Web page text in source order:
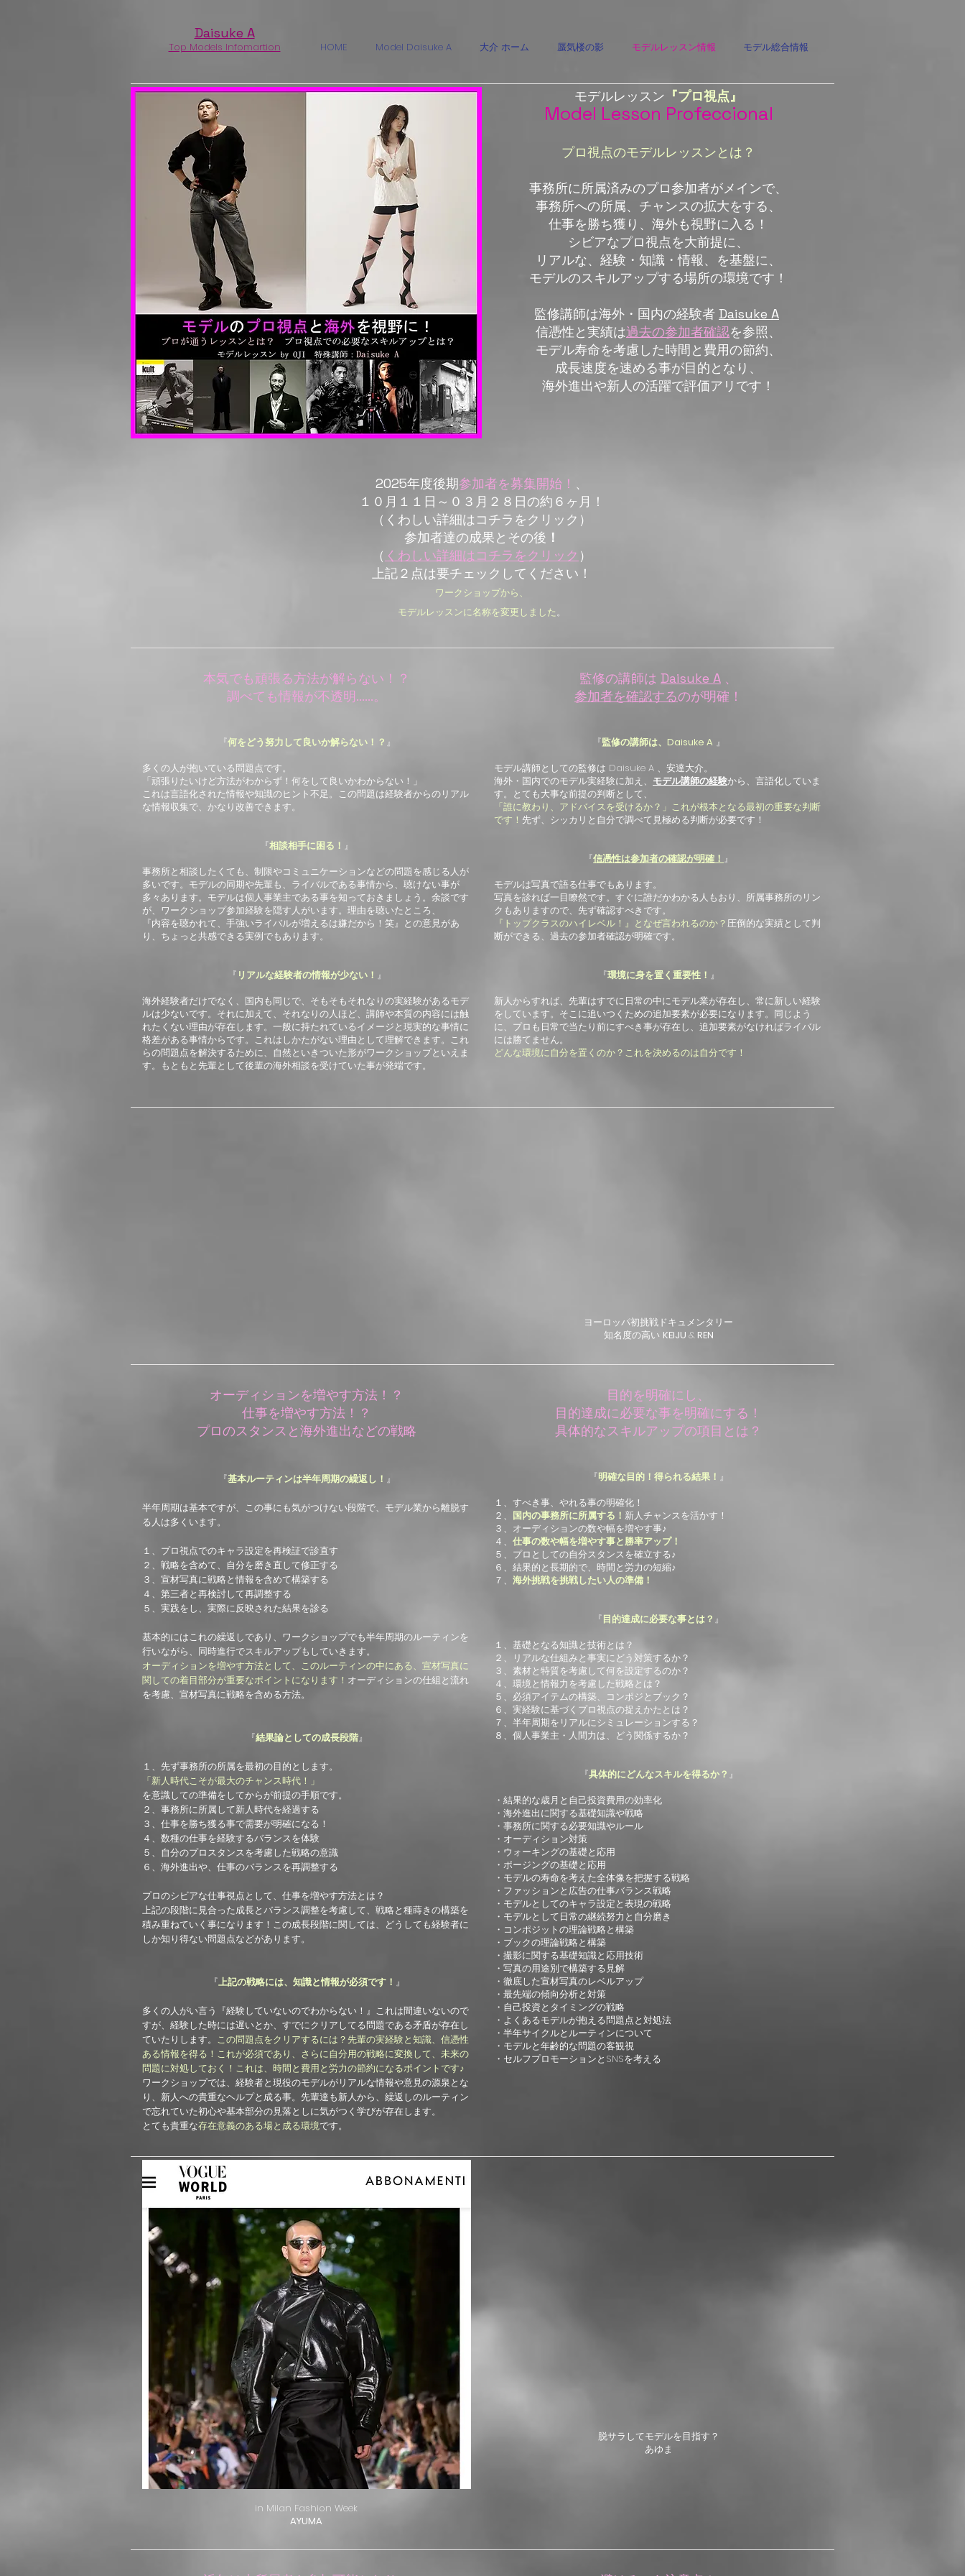
Daisuke A
Top Models Infomartion HOME Model Daisuke A 大介 ホーム 蜃気楼の影 モデルレッスン情報 モデル総合情報
モデルレッスン 『プロ視点』
Model Lesson Profeccional
プロ視点のモデルレッスンとは？
事務所に所属済みのプロ参加者がメインで、
事務所への所属、チャンスの拡大をする、
仕事を勝ち獲り、海外も視野に入る！
シビアなプロ視点を大前提に、
リアルな、経験・知識・情報、を基盤に、
モデルのスキルアップする場所の環境です！
​監修講師は海外・国内の経験者 Daisuke A
信憑性と実績は過去の参加者確認を参照、
モデル寿命を考慮した時間と費用の節約、
成長速度を速める事が目的となり、
海外進出や新人の活躍で評価アリです！
2025年度後期参加者を募集開始！ 、
​１０月１１日～０３月２８日の約６ヶ月！
（くわしい詳細はコチラをクリック）
参加者達の成果とその後 ！
（ くわしい詳細はコチラをクリック ）
​上記２点は要チェックしてください！
ワークショップから、
モデルレッスンに名称を変更し ました。
本気でも頑張る方法が解らない！？
調べても情報が不透明……。
『何をどう努力して良いか解らない！？ 』
多くの人が抱いている問題点です。
「頑張りたいけど方法がわからず！何をして良いかわからない！」
これは言語化された情報や知識のヒント不足。この問題は経験者からのリアル
な情報収集で、かなり改善できます。
『相談相手に困る！ 』
事務所と相談したくても、制限やコミュニケーションなどの問題を感じる人が
多いです。モデルの同期や先輩も、ライバルである事情から、聴けない事が
多々あります。​モデルは個人事業主である事を知っておきましょう。余談です
が、ワークショップ参加経験を隠す人がいます。理由を聴いたところ、
『内容を聴かれて、手強いライバルが増えるは嫌だから！笑』との意見があ
り、ちょっと共感できる実例でもあります。
『 リアルな経験者の情報が少ない！ 』
海外経験者だけでなく、国内も同じで、そもそもそれなりの実経験があるモデ
ルは少ないです。それに加えて、それなりの人ほど、講師や本質の内容には触
れたくない理由が存在します。一般に持たれているイメージと現実的な事情に
格差がある事情からです。これはしかたがない理由として理解できます。これ
らの問題点を解決するために、自然といきついた形がワークショップといえま
す。もともと先輩として後輩の海外相談を受けていた事が発端です。
監修の講師は Daisuke A 、
参加者を確認するのが明確！
『監修の講師は、Daisuke A 』
モデル講師としての監修は Daisuke A 、安達大介。
海外・国内でのモデル実経験に加え、 モデル講師の経験から、言語化していま
す。とても大事な前提の判断として、
「誰に教わり、アドバイスを受けるか？」これが根本となる最初の重要な判断
です！ 先ず、シッカリと自分で調べて見極める判断が必要です！
『信憑性は参加者の確認が明確！ 』
モデルは写真で語る仕事でもあります。
写真を診れば一目瞭然です。すぐに誰だかわかる人もおり、所属事務所のリン
クもありますので、先ず確認すべきです。
『トップクラスのハイレベル！』となぜ言われるのか？圧倒的な実績として判
断ができる、過去の参加者確認が明確です。
『環境に身を置く重要性！ 』
新人からすれば、先輩はすでに日常の中にモデル業が存在し、常に新しい経験
をしています。そこに追いつくための追加要素が必要になります。 同じよう
に、プロも日常で当たり前にすべき事が存在し、追加要素がなければライバル
には勝てません。
どんな環境に自分を置くのか？これを決めるのは自分です！
ヨーロッパ初挑戦ドキュメンタリー
知名度の高い KEIJU &REN
オーディションを増やす方法！？
仕事を増やす方法！？
​プロのスタンスと海外進出などの戦略
『基本ルーティンは半年周期の繰返し！ 』
半年周期は基本ですが、この事にも気がつけない段階で、モデル業から離脱す
る人は多くいます。
１、プロ視点でのキャラ設定を再検証で診直す
２、戦略を含めて、自分を磨き直して修正する
３、宣材写真に戦略と情報を含めて構築する
４、第三者と再検討して再調整する
５、実践をし、実際に反映された結果を診る
基本的にはこれの繰返しであり、 ワークショップでも半年周期のルーティンを
行いながら、同時進行でスキルアップもしていきます。
オーディションを増やす方法として、このルーティンの中にある、宣材写真に
関しての着目部分が重要なポイントになります！ オーディションの仕組と流れ
を考慮、宣材写真に戦略を含める方法。
『結果論としての成長段階』
１、先ず事務所の所属を最初の目的とします。
「新人時代こそが最大のチャンス時代！」
を意識しての準備をしてからが前提の手順です。
２、事務所に所属して新人時代を経過する
​３、仕事を勝ち獲る事で需要が明確になる！
４、数種の仕事を経験するバランスを体験
​５、自分のプロスタンスを考慮した戦略の意識
​６、海外進出や、仕事のバランスを再調整する
プロのシビアな仕事視点として、仕事を増やす方法とは？
上記の段階に見合った成長とバランス調整を考慮して、戦略と種蒔きの構築を
積み重ねていく事になります！​この成長段階に関しては、どうしても経験者に
しか知り得ない問題点などがあります。
『上記の戦略には、知識と情報が必須です！ 』
多くの人がい言う『経験していないのでわからない！』これは間違いないので
すが、経験した時には遅いとか、すでにクリアしてる問題である矛盾が存在し
ていたりします。 この問題点をクリアするには？先輩の実経験と知識、信憑性
ある情報を得る！これが必須であり、さらに自分用の戦略に変換して、未来の
問題に対処しておく！これは、時間と費用と労力の節約になるポイントです♪
ワークショップでは、経験者と現役のモデルがリアルな情報や意見の源泉とな
り、新人への貴重なヘルプと成る事。先輩達も新人から、繰返しのルーティン
で忘れていた初心や基本部分の見落としに気がつく学びが存在します。
とても貴重な存在意義のある場と成る環境です。
目的を明確にし、
目的達成に必要な事を明確にする！
具体的なスキルアップの項目とは？
『明確な目的！得られる結果！ 』
１、すべき事、やれる事の明確化！
２、 国内の事務所に所属する！ 新人チャンスを活かす！
３、オーディションの数や幅を増やす事♪
４、 仕事の数や幅を増やす事と勝率アップ！
５、プロとしての自分スタンスを確立する♪
６、結果的と長期的で、時間と労力の短縮♪
​７、 海外挑戦を挑戦したい人の準備！
『目的達成に必要な事とは？ 』
１、基礎となる知識と技術とは？
２、リアルな仕組みと事実にどう対策するか？
３、素材と特質を考慮して何を設定するのか？
４、環境と情報力を考慮した戦略とは？
５、必須アイテムの構築、コンポジとブック？
６、実経験に基づくプロ視点の捉えかたとは？
​７、半年周期をリアルにシミュレーションする？
​８、個人事業主・人間力は、どう関係するか？
『具体的にどんなスキルを得るか？ 』
・結果的な歳月と自己投資費用の効率化
​・海外進出に関する基礎知識や戦略
・事務所に関する必要知識やルール
・オーディション対策
・ウォーキングの基礎と応用
・ポージングの基礎と応用
・モデルの寿命を考えた全体像を把握する戦略
・ファッションと広告の仕事バランス戦略
・モデルとしてのキャラ設定と表現の戦略
・モデルとして日常の継続努力と自分磨き
・コンポジットの理論戦略と構築
・ブックの理論戦略と構築
・撮影に関する基礎知識と応用技術
・写真の用途別で構築する見解
・徹底した宣材写真のレベルアップ
・最先端の傾向分析と対策
・自己投資とタイミングの戦略
・よくあるモデルが抱える問題点と対処法
・半年サイクルとルーティンについて
・モデルと年齢的な問題の客観視
​・セルフプロモーションとSNSを考える
脱サラしてモデルを目指す？
​あゆま
in Milan Fashion Week
AYUMA